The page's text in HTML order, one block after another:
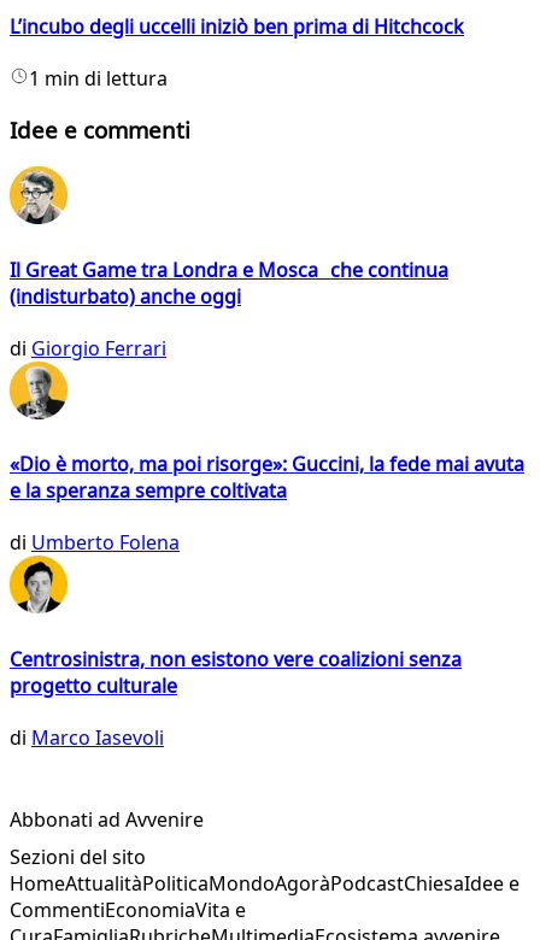
L’incubo degli uccelli iniziò ben prima di Hitchcock
1 min di lettura
Idee e commenti
Il Great Game tra Londra e Mosca che continua
(indisturbato) anche oggi
di Giorgio Ferrari
«Dio è morto, ma poi risorge»: Guccini, la fede mai avuta
e la speranza sempre coltivata
di Umberto Folena
Centrosinistra, non esistono vere coalizioni senza
progetto culturale
di Marco Iasevoli
Abbonati ad Avvenire
Sezioni del sito
HomeAttualitàPoliticaMondoAgoràPodcastChiesaIdee e
CommentiEconomiaVita e